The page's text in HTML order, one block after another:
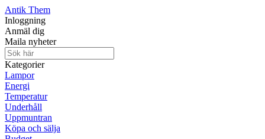
Antik Them
Inloggning
Anmäl dig
Maila nyheter
Kategorier
Lampor
Energi
Temperatur
Underhåll
Uppmuntran
Köpa och sälja